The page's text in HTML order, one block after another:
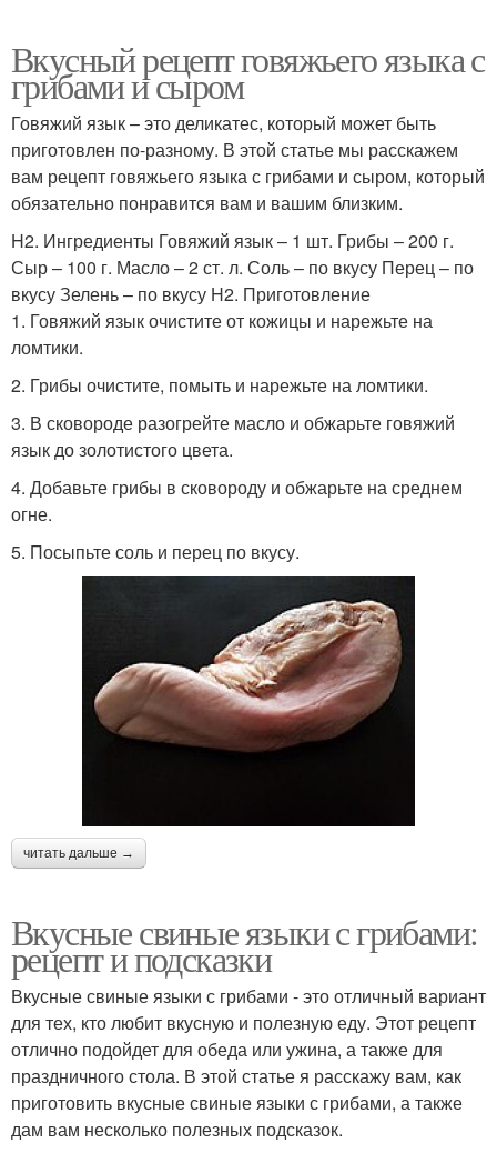
Вкусный рецепт говяжьего языка с
грибами и сыром
Говяжий язык – это деликатес, который может быть
приготовлен по-разному. В этой статье мы расскажем
вам рецепт говяжьего языка с грибами и сыром, который
обязательно понравится вам и вашим близким.
H2. Ингредиенты Говяжий язык – 1 шт. Грибы – 200 г.
Сыр – 100 г. Масло – 2 ст. л. Соль – по вкусу Перец – по
вкусу Зелень – по вкусу H2. Приготовление
1. Говяжий язык очистите от кожицы и нарежьте на
ломтики.
2. Грибы очистите, помыть и нарежьте на ломтики.
3. В сковороде разогрейте масло и обжарьте говяжий
язык до золотистого цвета.
4. Добавьте грибы в сковороду и обжарьте на среднем
огне.
5. Посыпьте соль и перец по вкусу.
читать дальше →
Вкусные свиные языки с грибами:
рецепт и подсказки
Вкусные свиные языки с грибами - это отличный вариант
для тех, кто любит вкусную и полезную еду. Этот рецепт
отлично подойдет для обеда или ужина, а также для
праздничного стола. В этой статье я расскажу вам, как
приготовить вкусные свиные языки с грибами, а также
дам вам несколько полезных подсказок.